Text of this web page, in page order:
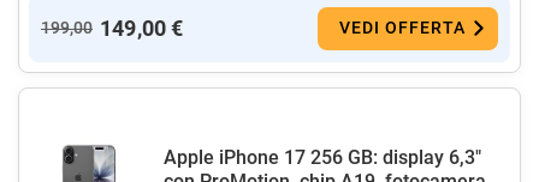
199,00 149,00 € VEDI OFFERTA
Apple iPhone 17 256 GB: display 6,3"